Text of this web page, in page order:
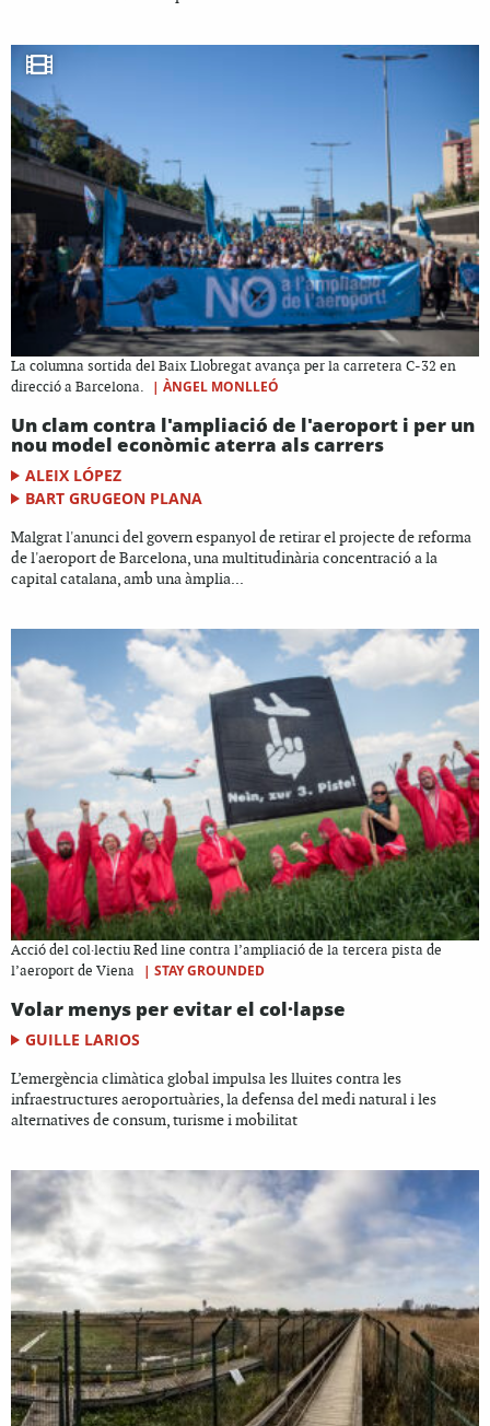
La columna sortida del Baix Llobregat avança per la carretera C-32 en
direcció a Barcelona.
| ÀNGEL MONLLEÓ
Un clam contra l'ampliació de l'aeroport i per un
nou model econòmic aterra als carrers
ALEIX LÓPEZ
BART GRUGEON PLANA
Malgrat l'anunci del govern espanyol de retirar el projecte de reforma
de l'aeroport de Barcelona, una multitudinària concentració a la
capital catalana, amb una àmplia...
Acció del col·lectiu Red line contra l’ampliació de la tercera pista de
l’aeroport de Viena
| STAY GROUNDED
Volar menys per evitar el col·lapse
GUILLE LARIOS
L’emergència climàtica global impulsa les lluites contra les
infraestructures aeroportuàries, la defensa del medi natural i les
alternatives de consum, turisme i mobilitat